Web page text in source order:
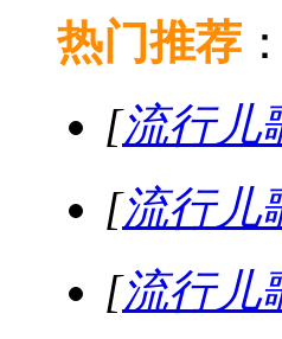
热门推荐：
[流行儿
[流行儿
[流行儿